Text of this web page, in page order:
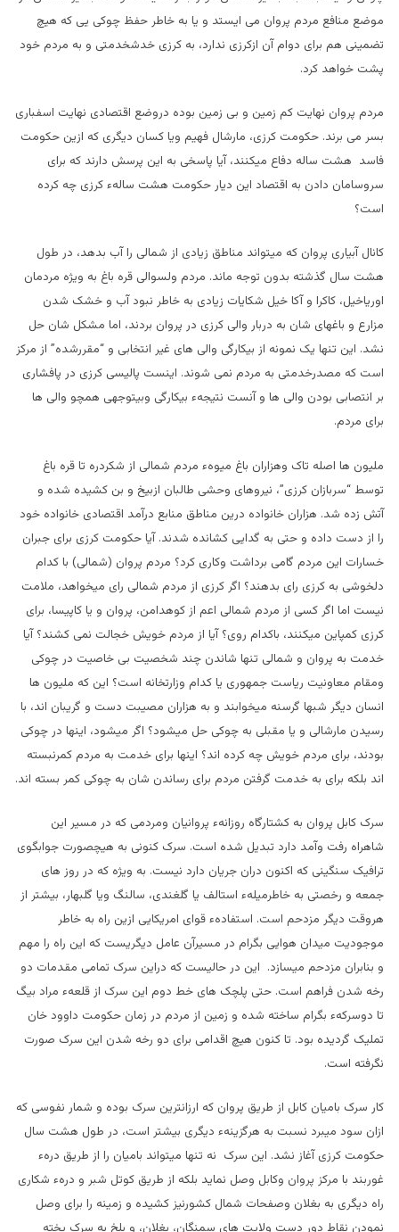
موضع منافع مردم پروان می ایستد و یا به خاطر حفظ چوکی یی که هیچ
تضمینی هم برای دوام آن ازکرزی ندارد، به کرزی خدشخدمتی و به مردم خود
پشت خواهد کرد.
مردم پروان نهایت کم زمین و بی زمین بوده دروضع اقتصادی نهایت اسفباری
بسر می برند. حکومت کرزی، مارشال فهیم ویا کسان دیگری که ازین حکومت
فاسد هشت ساله دفاع میکنند، آیا پاسخی به این پرسش دارند که برای
سروسامان دادن به اقتصاد این دیار حکومت هشت سالهء کرزی چه کرده
است؟
کانال آبیاری پروان که میتواند مناطق زیادی از شمالی را آب بدهد، در طول
هشت سال گذشته بدون توجه ماند. مردم ولسوالی قره باغ به ویژه مردمان
اوریاخیل، کاکرا و آکا خیل شکایات زیادی به خاطر نبود آب و خشک شدن
مزارع و باغهای شان به دربار والی کرزی در پروان بردند، اما مشکل شان حل
نشد. این تنها یک نمونه از بیکارگی والی های غیر انتخابی و “مقررشده” از مرکز
است که مصدرخدمتی به مردم نمی شوند. اینست پالیسی کرزی در پافشاری
بر انتصابی بودن والی ها و آنست نتیجهء بیکارگی وبیتوجهی همچو والی ها
برای مردم.
ملیون ها اصله تاک وهزاران باغ میوهء مردم شمالی از شکردره تا قره باغ
توسط “سربازان کرزی”، نیروهای وحشی طالبان ازبیخ و بن کشیده شده و
آتش زده شد. هزاران خانواده درین مناطق منابع درآمد اقتصادی خانواده خود
را از دست داده و حتی به گدایی کشانده شدند. آیا حکومت کرزی برای جبران
خسارات این مردم گامی برداشت وکاری کرد؟ مردم پروان (شمالی) با کدام
دلخوشی به کرزی رای بدهند؟ اگر کرزی از مردم شمالی رای میخواهد، ملامت
نیست اما اگر کسی از مردم شمالی اعم از کوهدامن، پروان و یا کاپیسا، برای
کرزی کمپاین میکنند، باکدام روی؟ آیا از مردم خویش خجالت نمی کشند؟ آیا
خدمت به پروان و شمالی تنها شاندن چند شخصیت بی خاصیت در چوکی
ومقام معاونیت ریاست جمهوری یا کدام وزارتخانه است؟ این که ملیون ها
انسان دیگر شبها گرسنه میخوابند و به هزاران مصیبت دست و گریبان اند، با
رسیدن مارشالی و یا مقبلی به چوکی حل میشود؟ اگر میشود، اینها در چوکی
بودند، برای مردم خویش چه کرده اند؟ اینها برای خدمت به مردم کمرنبسته
اند بلکه برای به خدمت گرفتن مردم برای رساندن شان به چوکی کمر بسته اند.
سرک کابل پروان به کشتارگاه روزانهء پروانیان ومردمی که در مسیر این
شاهراه رفت وآمد دارد تبدیل شده است. سرک کنونی به هیچصورت جوابگوی
ترافیک سنگینی که اکنون دران جریان دارد نیست. به ویژه که در روز های
جمعه و رخصتی به خاطرمیلهء استالف یا گلغندی، سالنگ ویا گلبهار، بیشتر از
هروقت دیگر مزدحم است. استفادهء قوای امریکایی ازین راه به خاطر
موجودیت میدان هوایی بگرام در مسیرآن عامل دیگریست که این راه را مهم
و بنابران مزدحم میسازد. این در حالیست که دراین سرک تمامی مقدمات دو
رخه شدن فراهم است. حتی پلچک های خط دوم این سرک از قلعهء مراد بیگ
تا دوسرکهء بگرام ساخته شده و زمین از مردم در زمان حکومت داوود خان
تملیک گردیده بود. تا کنون هیچ اقدامی برای دو رخه شدن این سرک صورت
نگرفته است.
کار سرک بامیان کابل از طریق پروان که ارزانترین سرک بوده و شمار نفوسی که
ازان سود میبرد نسبت به هرگزینهء دیگری بیشتر است، در طول هشت سال
حکومت کرزی آغاز نشد. این سرک نه تنها میتواند بامیان را از طریق درهء
غوربند با مرکز پروان وکابل وصل نماید بلکه از طریق کوتل شبر و درهء شکاری
راه دیگری به بغلان وصفحات شمال کشورنیز کشیده و زمینه را برای وصل